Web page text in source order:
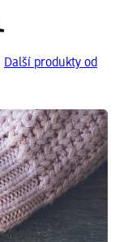
Další produkty od